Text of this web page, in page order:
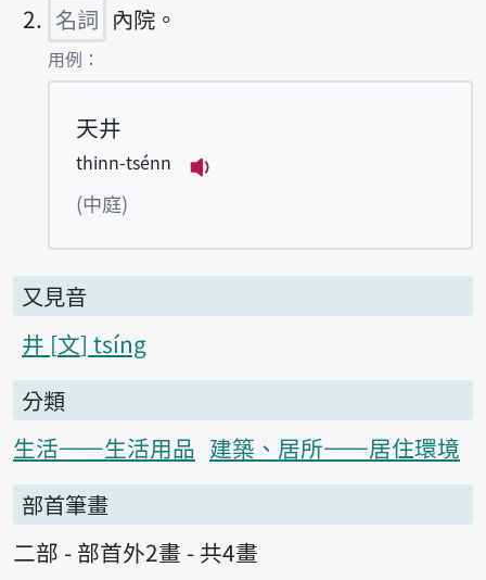
名詞 內院。
第2項釋義的
用例：
天井
thinn-tsénn
(中庭)
又見音
井 文 tsíng
分類
生活——生活用品 建築、居所——居住環境
部首筆畫
二部 - 部首外2畫 - 共4畫